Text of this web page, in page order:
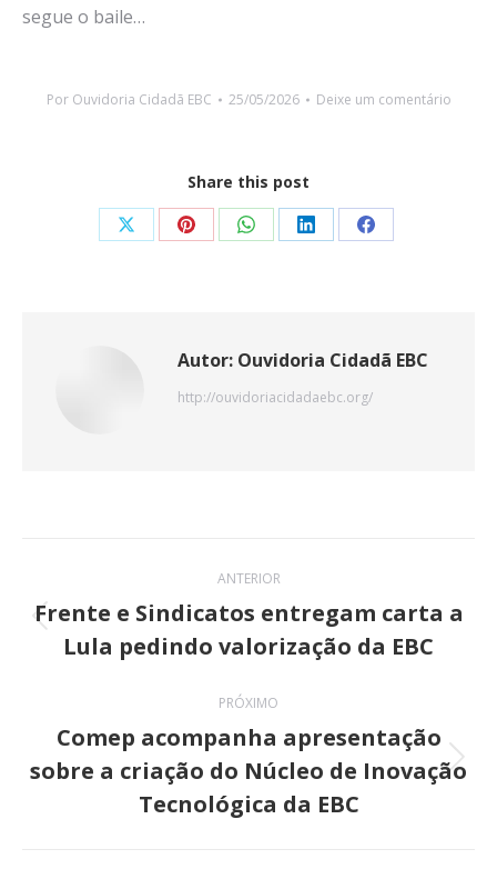
segue o baile…
Por Ouvidoria Cidadã EBC 25/05/2026 Deixe um comentário
Share this post
Share Share Share Share Share
Autor: Ouvidoria Cidadã EBC
http://ouvidoriacidadaebc.org/
Navegação
de
post:
ANTERIOR
anterior:
Frente e Sindicatos entregam carta a
Lula pedindo valorização da EBC
PRÓXIMO
Próximo
post:
Comep acompanha apresentação
sobre a criação do Núcleo de Inovação
Tecnológica da EBC